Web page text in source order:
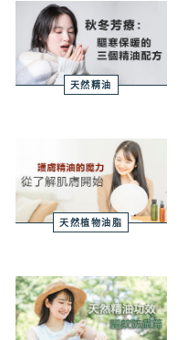
天然精油
天然植物油脂